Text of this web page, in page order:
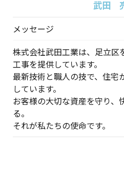
武田
メッセージ
株式会社武田工業は、足立区
工事を提供しています。
最新技術と職人の技で、住宅
しています。
お客様の大切な資産を守り、
る。
それが私たちの使命です。